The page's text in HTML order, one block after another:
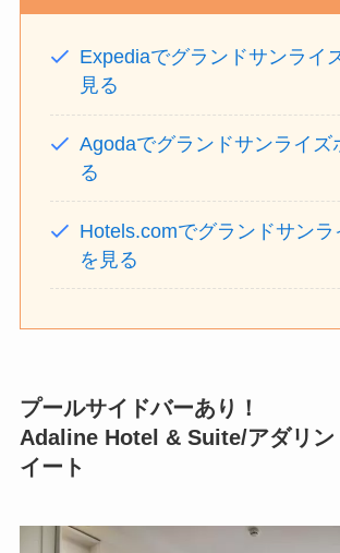
Expediaでグランドサンライ
見る
Agodaでグランドサンライズ
る
Hotels.comでグランドサン
を見る
プールサイドバーあり！
Adaline Hotel & Suite/アダリン
イート